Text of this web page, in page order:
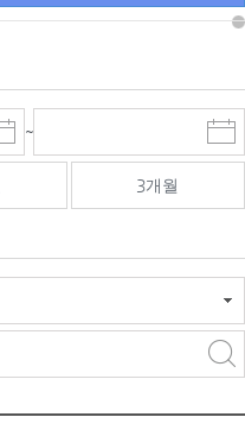
~
마
감
선
3개월